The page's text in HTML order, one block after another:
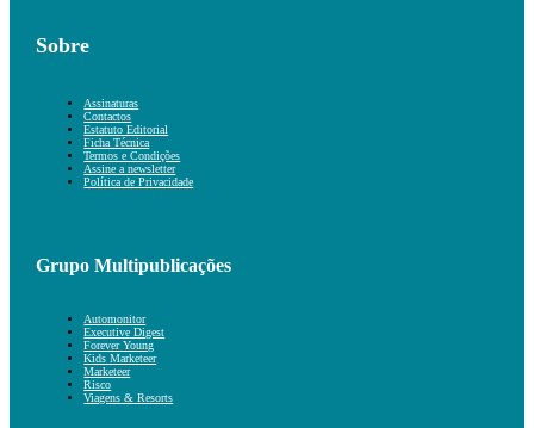
Sobre
Assinaturas
Contactos
Estatuto Editorial
Ficha Técnica
Termos e Condições
Assine a newsletter
Política de Privacidade
Grupo Multipublicações
Automonitor
Executive Digest
Forever Young
Kids Marketeer
Marketeer
Risco
Viagens & Resorts